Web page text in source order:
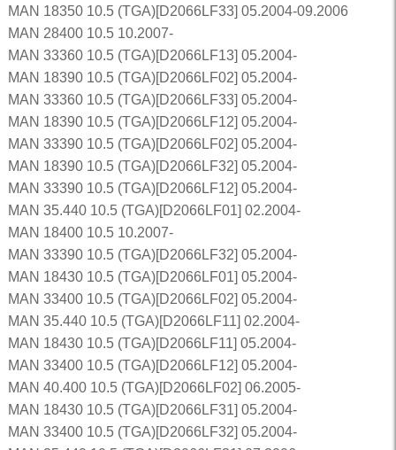
MAN 18350 10.5 (TGA)[D2066LF33] 05.2004-09.2006
MAN 28400 10.5 10.2007-
MAN 33360 10.5 (TGA)[D2066LF13] 05.2004-
MAN 18390 10.5 (TGA)[D2066LF02] 05.2004-
MAN 33360 10.5 (TGA)[D2066LF33] 05.2004-
MAN 18390 10.5 (TGA)[D2066LF12] 05.2004-
MAN 33390 10.5 (TGA)[D2066LF02] 05.2004-
MAN 18390 10.5 (TGA)[D2066LF32] 05.2004-
MAN 33390 10.5 (TGA)[D2066LF12] 05.2004-
MAN 35.440 10.5 (TGA)[D2066LF01] 02.2004-
MAN 18400 10.5 10.2007-
MAN 33390 10.5 (TGA)[D2066LF32] 05.2004-
MAN 18430 10.5 (TGA)[D2066LF01] 05.2004-
MAN 33400 10.5 (TGA)[D2066LF02] 05.2004-
MAN 35.440 10.5 (TGA)[D2066LF11] 02.2004-
MAN 18430 10.5 (TGA)[D2066LF11] 05.2004-
MAN 33400 10.5 (TGA)[D2066LF12] 05.2004-
MAN 40.400 10.5 (TGA)[D2066LF02] 06.2005-
MAN 18430 10.5 (TGA)[D2066LF31] 05.2004-
MAN 33400 10.5 (TGA)[D2066LF32] 05.2004-